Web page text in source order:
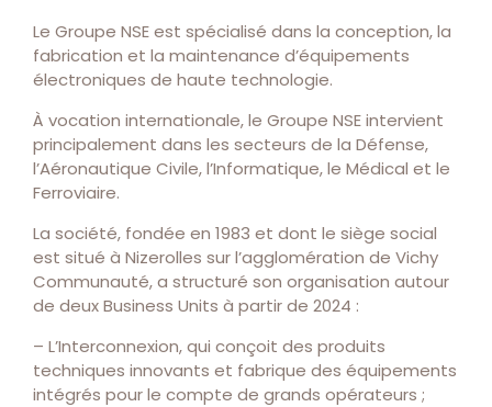
Le Groupe NSE est spécialisé dans la conception, la
fabrication et la maintenance d’équipements
électroniques de haute technologie.
À vocation internationale, le Groupe NSE intervient
principalement dans les secteurs de la Défense,
l’Aéronautique Civile, l’Informatique, le Médical et le
Ferroviaire.
La société, fondée en 1983 et dont le siège social
est situé à Nizerolles sur l’agglomération de Vichy
Communauté, a structuré son organisation autour
de deux Business Units à partir de 2024 :
– L’Interconnexion, qui conçoit des produits
techniques innovants et fabrique des équipements
intégrés pour le compte de grands opérateurs ;